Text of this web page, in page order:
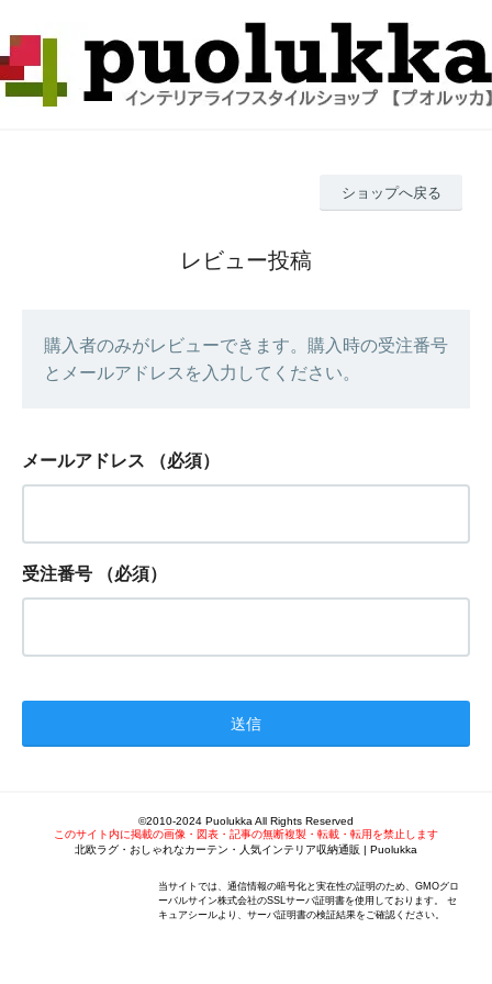
ショップへ戻る
レビュー投稿
購入者のみがレビューできます。購入時の受注番号
とメールアドレスを入力してください。
メールアドレス （必須）
受注番号 （必須）
©2010-2024 Puolukka All Rights Reserved
このサイト内に掲載の画像・図表・記事の無断複製・転載・転用を禁止します
北欧ラグ・おしゃれなカーテン・人気インテリア収納通販 | Puolukka
当サイトでは、通信情報の暗号化と実在性の証明のため、GMOグロ
ーバルサイン株式会社のSSLサーバ証明書を使用しております。 セ
キュアシールより、サーバ証明書の検証結果をご確認ください。